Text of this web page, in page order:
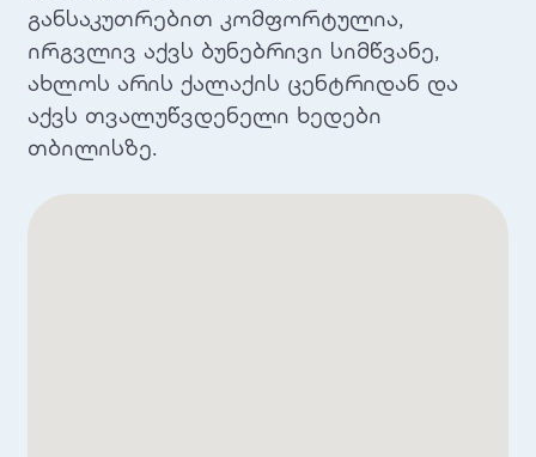
განსაკუთრებით კომფორტულია,
ირგვლივ აქვს ბუნებრივი სიმწვანე,
ახლოს არის ქალაქის ცენტრიდან და
აქვს თვალუწვდენელი ხედები
თბილისზე.